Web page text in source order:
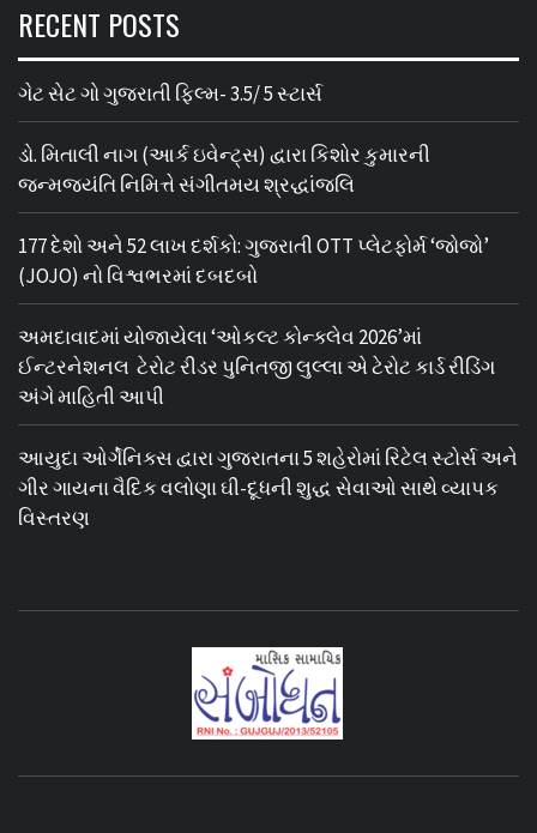
RECENT POSTS
ગેટ સેટ ગો ગુજરાતી ફિલ્મ- 3.5/ 5 સ્ટાર્સ
ડો. મિતાલી નાગ (આર્ક ઇવેન્ટ્સ) દ્વારા કિશોર કુમારની
જન્મજયંતિ નિમિત્તે સંગીતમય શ્રદ્ધાંજલિ
177 દેશો અને 52 લાખ દર્શકો: ગુજરાતી OTT પ્લેટફોર્મ ‘જોજો’
(JOJO) નો વિશ્વભરમાં દબદબો
અમદાવાદમાં યોજાયેલા ‘ઓકલ્ટ કોન્ક્લેવ 2026’માં
ઈન્ટરનેશનલ ટેરોટ રીડર પુનિતજી લુલ્લા એ ટેરોટ કાર્ડ રીડિંગ
અંગે માહિતી આપી
આયુદા ઓર્ગેનિક્સ દ્વારા ગુજરાતના 5 શહેરોમાં રિટેલ સ્ટોર્સ અને
ગીર ગાયના વૈદિક વલોણા ઘી-દૂધની શુદ્ધ સેવાઓ સાથે વ્યાપક
વિસ્તરણ